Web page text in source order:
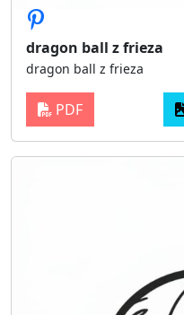
dragon ball z frieza
dragon ball z frieza
PDF